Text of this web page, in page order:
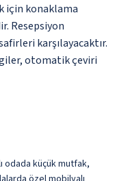
için konaklama
Resepsiyon
karşılayacaktır.
otomatik çeviri
odada küçük mutfak,